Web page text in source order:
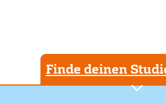
Finde deinen